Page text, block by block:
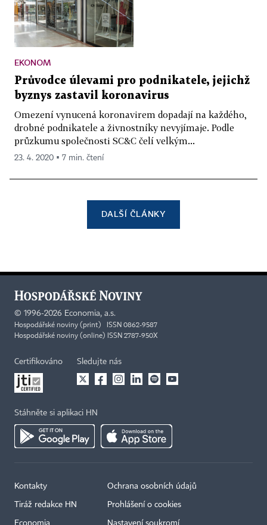
EKONOM
Průvodce úlevami pro podnikatele, jejichž
byznys zastavil koronavirus
Omezení vynucená koronavirem dopadají na každého,
drobné podnikatele a živnostníky nevyjímaje. Podle
průzkumu společnosti SC&C čelí velkým...
23. 4. 2020 ▪ 7 min. čtení
DALŠÍ ČLÁNKY
© 1996-2026 Economia, a.s.
Hospodářské noviny (print) ISSN 0862-9587
Hospodářské noviny (online) ISSN 2787-950X
Certifikováno Sledujte nás
Stáhněte si aplikaci HN
Kontakty
Tiráž redakce HN
Economia
Ochrana osobních údajů
Prohlášení o cookies
Nastavení soukromí